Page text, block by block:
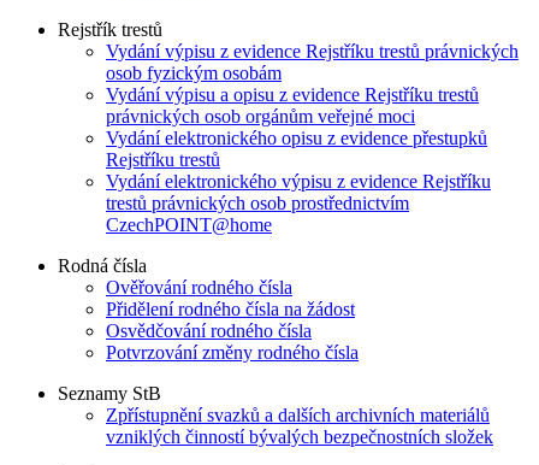
Rejstřík trestů
Vydání výpisu z evidence Rejstříku trestů právnických
osob fyzickým osobám
Vydání výpisu a opisu z evidence Rejstříku trestů
právnických osob orgánům veřejné moci
Vydání elektronického opisu z evidence přestupků
Rejstříku trestů
Vydání elektronického výpisu z evidence Rejstříku
trestů právnických osob prostřednictvím
CzechPOINT@home
Rodná čísla
Ověřování rodného čísla
Přidělení rodného čísla na žádost
Osvědčování rodného čísla
Potvrzování změny rodného čísla
Seznamy StB
Zpřístupnění svazků a dalších archivních materiálů
vzniklých činností bývalých bezpečnostních složek